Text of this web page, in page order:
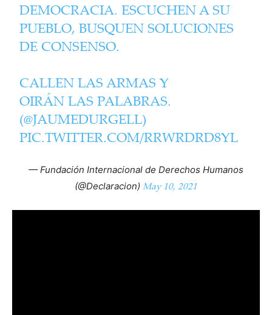
DEMOCRACIA. ESCUCHEN A SU
PUEBLO, BUSQUEN SOLUCIONES
DE CONSENSO.
CALLEN LAS ARMAS Y
OIRÁN LAS PALABRAS.
(@JAUMEDURGELL)
PIC.TWITTER.COM/RRWRDRD8YL
— Fundación Internacional de Derechos Humanos
(@Declaracion) May 10, 2021